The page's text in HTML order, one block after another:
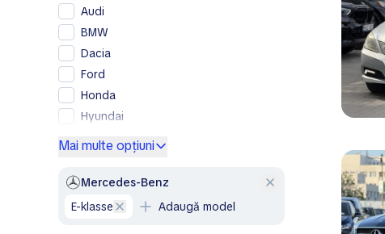
Audi
BMW
Dacia
Ford
Honda
Hyundai
Mercedes-Benz
Nissan
Mai multe opțiuni
Mercedes-Benz
E-klasse
Adaugă model